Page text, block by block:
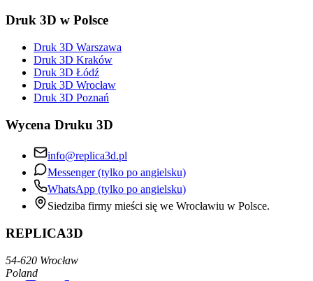
Druk 3D w Polsce
Druk 3D Warszawa
Druk 3D Kraków
Druk 3D Łódź
Druk 3D Wrocław
Druk 3D Poznań
Wycena Druku 3D
info@replica3d.pl
Messenger (tylko po angielsku)
WhatsApp (tylko po angielsku)
Siedziba firmy mieści się we Wrocławiu w Polsce.
REPLICA3D
54-620 Wrocław
Poland